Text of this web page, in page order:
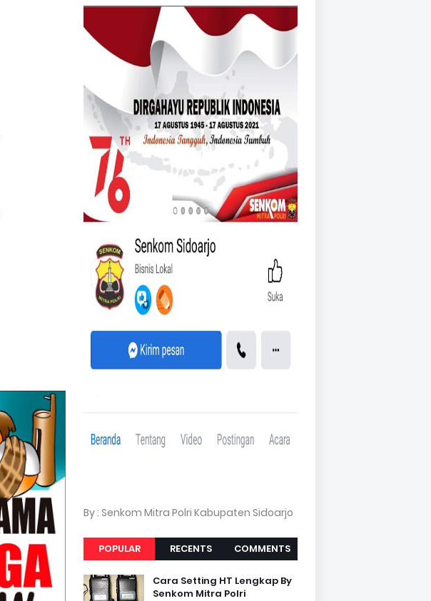
By : Senkom Mitra Polri Kabupaten Sidoarjo
POPULAR RECENTS COMMENTS
Cara Setting HT Lengkap By
Senkom Mitra Polri